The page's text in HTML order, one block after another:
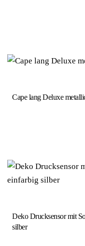
Cape lang Deluxe
Deko Drucksensor mit
silber